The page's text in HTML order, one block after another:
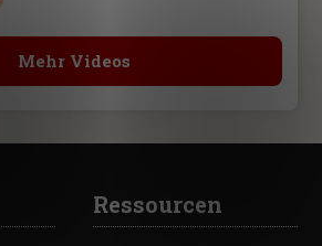
Mehr Videos
Ressourcen